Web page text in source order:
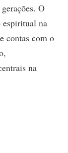
O
espiritual na
contas com o
na